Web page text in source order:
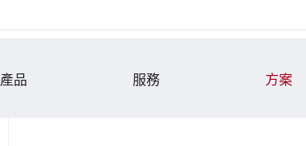
產品 服務 方案